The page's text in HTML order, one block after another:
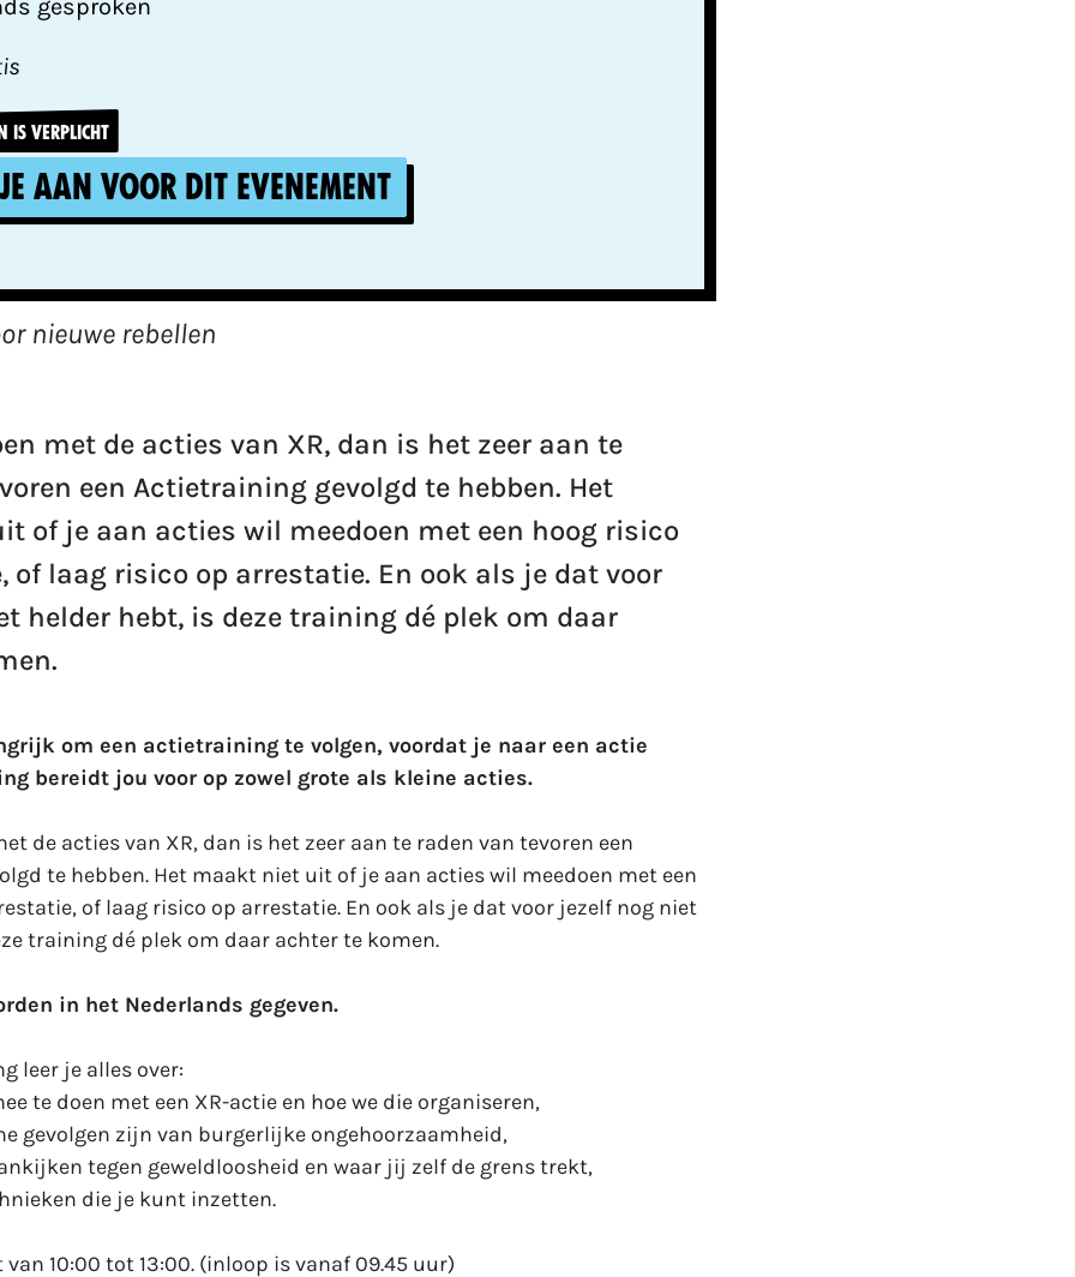
gesproken
IS VERPLICHT
aan voor dit evenement
nieuwe rebellen
met de acties van XR, dan is het zeer aan te
een Actietraining gevolgd te hebben. Het
of je aan acties wil meedoen met een hoog risico
of laag risico op arrestatie. En ook als je dat voor
helder hebt, is deze training dé plek om daar
om een actietraining te volgen, voordat je naar een actie
bereidt jou voor op zowel grote als kleine acties.
de acties van XR, dan is het zeer aan te raden van tevoren een
te hebben. Het maakt niet uit of je aan acties wil meedoen met een
of laag risico op arrestatie. En ook als je dat voor jezelf nog niet
training dé plek om daar achter te komen.
in het Nederlands gegeven.
leer je alles over:
te doen met een XR-actie en hoe we die organiseren,
gevolgen zijn van burgerlijke ongehoorzaamheid,
tegen geweldloosheid en waar jij zelf de grens trekt,
die je kunt inzetten.
10:00 tot 13:00. (inloop is vanaf 09.45 uur)